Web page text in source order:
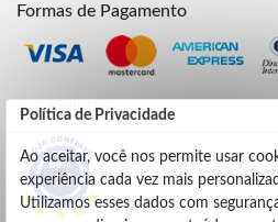
Política de Privacidade
Ao aceitar, você nos permite usar
experiência cada vez mais
Utilizamos esses dados com
Formas de Pagamento
Credibilidade
4.9